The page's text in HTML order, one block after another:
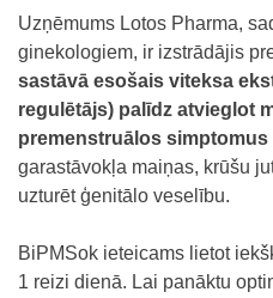
Uzņēmums Lotos Pharma,
ginekologiem, ir izstrādājis
sastāvā esošais viteksa
regulētājs) palīdz atvieglot
premenstruālos simptomus
garastāvokļa maiņas, krūšu
uzturēt ģenitālo veselību.
BiPMSok ieteicams lietot
1 reizi dienā. Lai panāktu